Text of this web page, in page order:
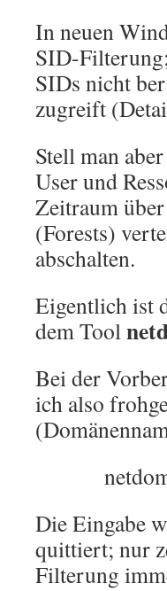
In neuen
SID-
SIDs nicht
zugreift
Stell man
User und
Zeitraum
(Forests)
abschalten.
Eigentlich ist
dem Tool
Bei der
ich also
Die Eingabe
quittiert; nur
Filterung